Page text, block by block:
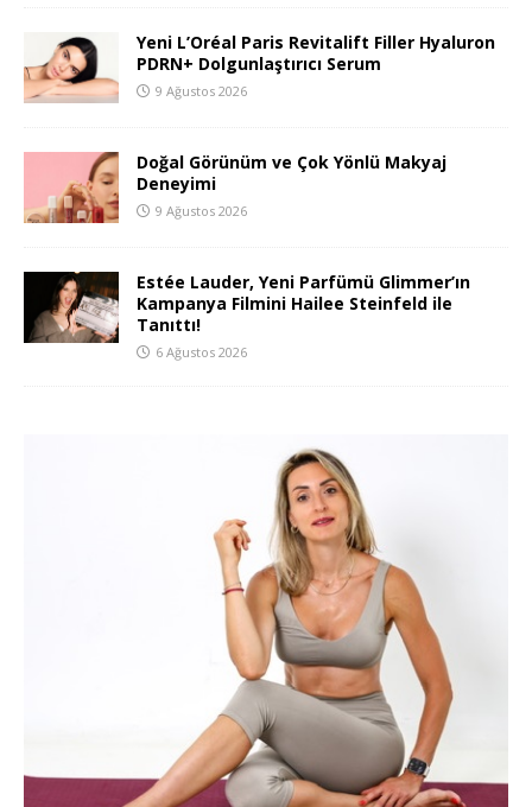
Yeni L’Oréal Paris Revitalift Filler Hyaluron
PDRN+ Dolgunlaştırıcı Serum
9 Ağustos 2026
Doğal Görünüm ve Çok Yönlü Makyaj
Deneyimi
9 Ağustos 2026
Estée Lauder, Yeni Parfümü Glimmer’ın
Kampanya Filmini Hailee Steinfeld ile
Tanıttı!
6 Ağustos 2026